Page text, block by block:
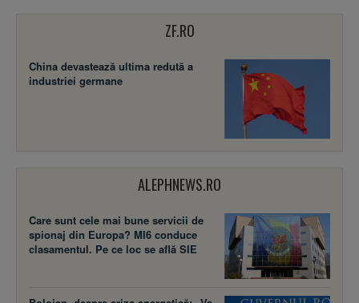
ZF.RO
China devastează ultima redută a
industriei germane
ALEPHNEWS.RO
Care sunt cele mai bune servicii de
spionaj din Europa? MI6 conduce
clasamentul. Pe ce loc se află SIE